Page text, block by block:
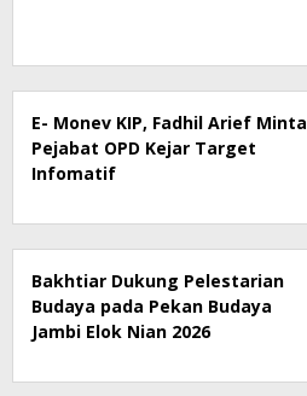
E- Monev KIP, Fadhil Arief Minta
Pejabat OPD Kejar Target
Infomatif
Bakhtiar Dukung Pelestarian
Budaya pada Pekan Budaya
Jambi Elok Nian 2026